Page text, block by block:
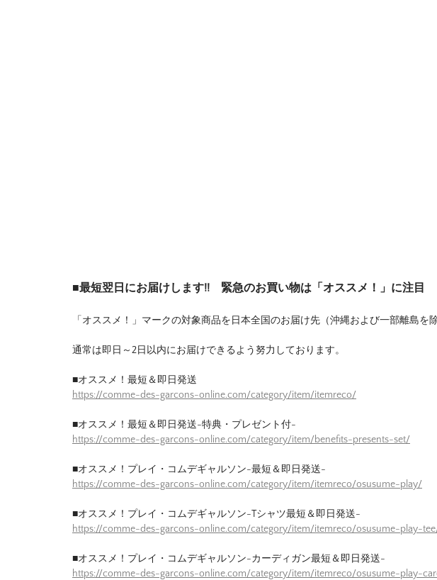
■最短翌日にお届けします!! 緊急のお買い物は「オススメ！」に注目
「オススメ！」マークの対象商品を日本全国のお届け先（沖縄および一部離島を
通常は即日～2日以内にお届けできるよう努力しております。
■オススメ！最短＆即日発送
https://comme-des-garcons-online.com/category/item/itemreco/
■オススメ！最短＆即日発送-特典・プレゼント付-
https://comme-des-garcons-online.com/category/item/benefits-presents-set/
■オススメ！プレイ・コムデギャルソン-最短＆即日発送-
https://comme-des-garcons-online.com/category/item/itemreco/osusume-play/
■オススメ！プレイ・コムデギャルソン-Tシャツ最短＆即日発送-
https://comme-des-garcons-online.com/category/item/itemreco/osusume-play-
■オススメ！プレイ・コムデギャルソン-カーディガン最短＆即日発送-
https://comme-des-garcons-online.com/category/item/itemreco/osusume-play-